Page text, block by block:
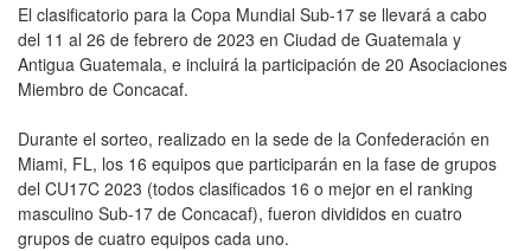
El clasificatorio para la Copa Mundial Sub-17 se llevará a cabo
del 11 al 26 de febrero de 2023 en Ciudad de Guatemala y
Antigua Guatemala, e incluirá la participación de 20 Asociaciones
Miembro de Concacaf.
Durante el sorteo, realizado en la sede de la Confederación en
Miami, FL, los 16 equipos que participarán en la fase de grupos
del CU17C 2023 (todos clasificados 16 o mejor en el ranking
masculino Sub-17 de Concacaf), fueron divididos en cuatro
grupos de cuatro equipos cada uno.